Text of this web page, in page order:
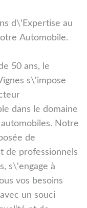
d\'Expertise au
Automobile.
50 ans, le
s\'impose
dans le domaine
Notre
de
de professionnels
s\'engage à
vos besoins
un souci